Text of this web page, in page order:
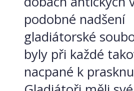
podobné nadšení
gladiátorské
byly při každé
nacpané k